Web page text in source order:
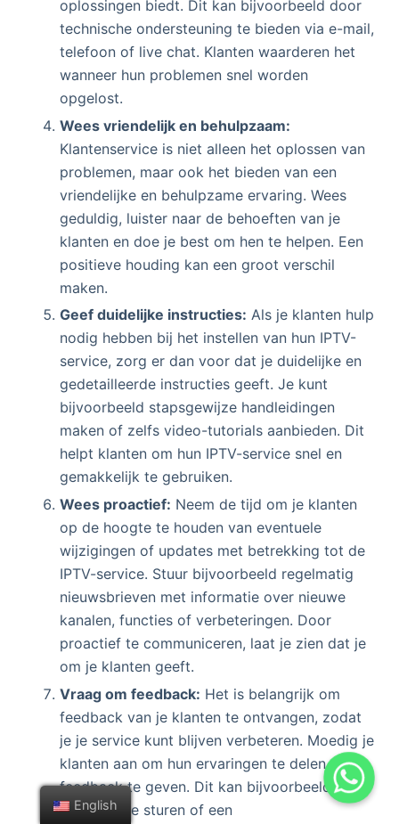
oplossingen biedt. Dit kan bijvoorbeeld door
technische ondersteuning te bieden via e-mail,
telefoon of live chat. Klanten waarderen het
wanneer hun problemen snel worden
opgelost.
Wees vriendelijk en behulpzaam:
Klantenservice is niet alleen het oplossen van
problemen, maar ook het bieden van een
vriendelijke en behulpzame ervaring. Wees
geduldig, luister naar de behoeften van je
klanten en doe je best om hen te helpen. Een
positieve houding kan een groot verschil
maken.
Geef duidelijke instructies: Als je klanten hulp
nodig hebben bij het instellen van hun IPTV-
service, zorg er dan voor dat je duidelijke en
gedetailleerde instructies geeft. Je kunt
bijvoorbeeld stapsgewijze handleidingen
maken of zelfs video-tutorials aanbieden. Dit
helpt klanten om hun IPTV-service snel en
gemakkelijk te gebruiken.
Wees proactief: Neem de tijd om je klanten
op de hoogte te houden van eventuele
wijzigingen of updates met betrekking tot de
IPTV-service. Stuur bijvoorbeeld regelmatig
nieuwsbrieven met informatie over nieuwe
kanalen, functies of verbeteringen. Door
proactief te communiceren, laat je zien dat je
om je klanten geeft.
Vraag om feedback: Het is belangrijk om
feedback van je klanten te ontvangen, zodat
je je service kunt blijven verbeteren. Moedig je
klanten aan om hun ervaringen te delen en
feedback te geven. Dit kan bijvoorbeeld door
enquêtes te sturen of een
English